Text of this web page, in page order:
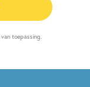
van toepassing.